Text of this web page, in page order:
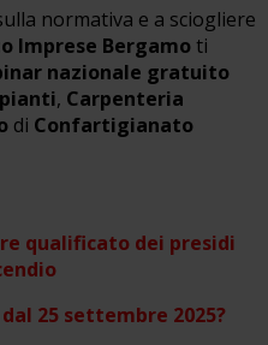
normativa e a sciogliere
Imprese Bergamo ti
nazionale gratuito
, Carpenteria
di Confartigianato
qualificato dei presidi
25 settembre 2025?